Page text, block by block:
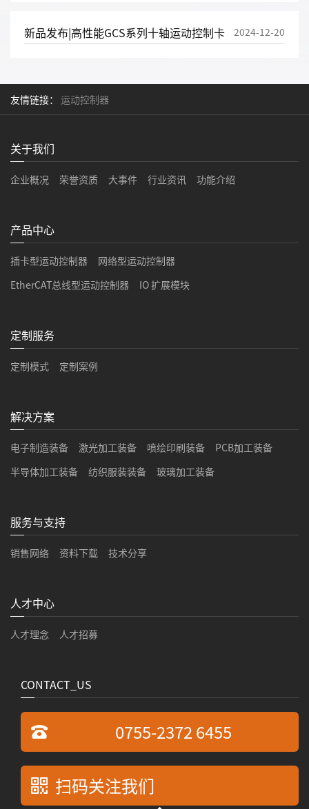
新品发布|高性能GCS系列十轴运动控制卡 2024-12-20
友情链接： 运动控制器
关于我们
企业概况 荣誉资质 大事件 行业资讯 功能介绍
产品中心
插卡型运动控制器
网络型运动控制器
EtherCAT总线型运动控制器
IO 扩展模块
定制服务
定制模式 定制案例
解决方案
电子制造装备 激光加工装备 喷绘印刷装备
PCB加工装备
半导体加工装备
纺织服装装备 玻璃加工装备
服务与支持
销售网络 资料下载 技术分享
人才中心
人才理念 人才招募
CONTACT_US
0755-2372 6455
扫码关注我们